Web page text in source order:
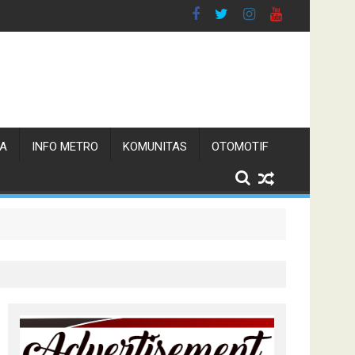
INFO METRO KOMUNITAS OTOMOTIF